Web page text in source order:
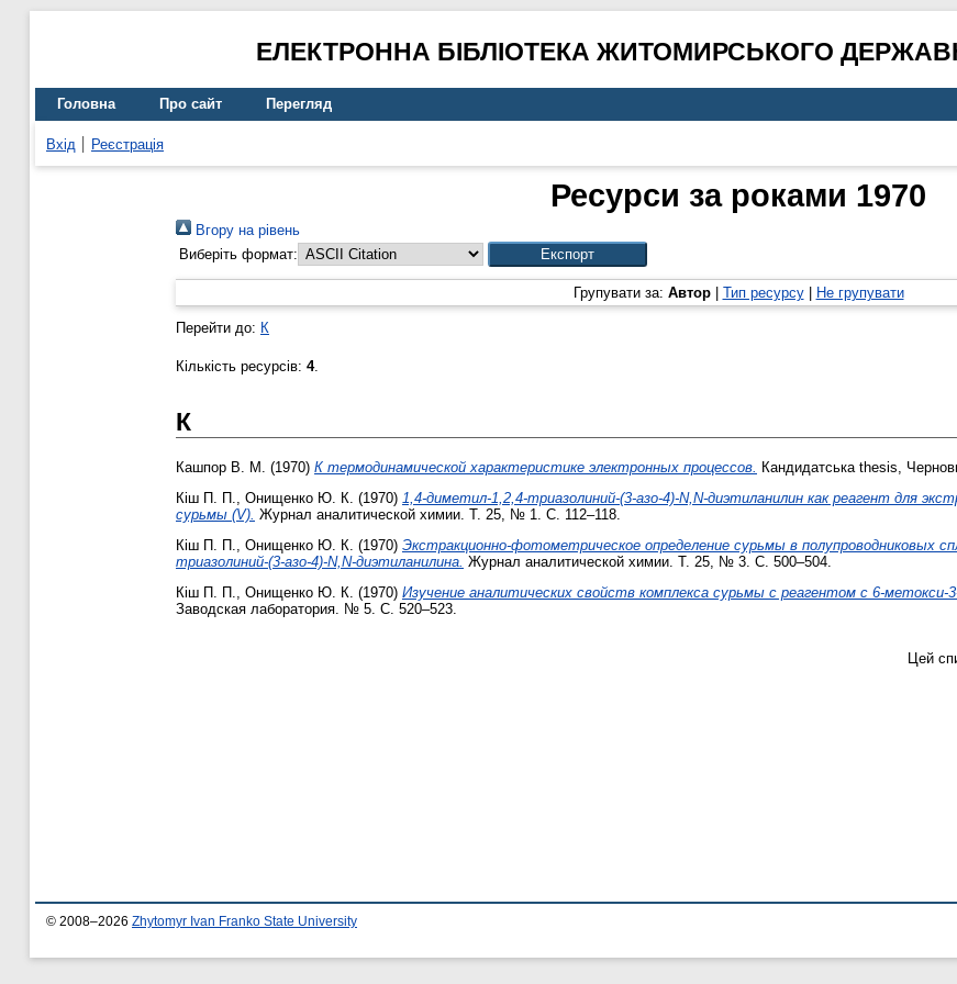
ЕЛЕКТРОННА БІБЛІОТЕКА ЖИТОМИРСЬКОГО
Головна Про сайт Перегляд
Вхід Реєстрація
Ресурси за роками 1970
Вгору на рівень
Виберіть формат:
Групувати за: Автор| Тип ресурсу| Не групувати
Перейти до: К
Кількість ресурсів: 4.
К
Кашпор В. М. (1970) К термодинамической характеристике электронных процессов. Кандидатська thesis,
Кіш П. П., Онищенко Ю. К. (1970) 1,4-диметил-1,2,4-триазолиний-(3-азо-4)-N,N-диэтиланилин как реагент для
сурьмы (V). Журнал аналитической химии. Т. 25, № 1. С. 112–118.
Кіш П. П.
Онищенко Ю. К. (1970) Экстракционно-фотометрическое определение сурьмы в полупроводниковых
триазолиний-(3-азо-4)-N,N-диэтиланилина. Журнал аналитической химии. Т. 25, № 3. С. 500–504.
Кіш П. П.
Онищенко Ю. К. (1970) Изучение аналитических свойств комплекса сурьмы с реагентом с 6-
Заводская лаборатория. № 5. С. 520–523.
Цей
© 2008–2026 Zhytomyr Ivan Franko State University